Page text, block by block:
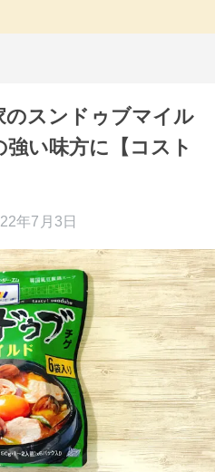
のスンドゥブマイル
強い味方に【コスト
年7月3日